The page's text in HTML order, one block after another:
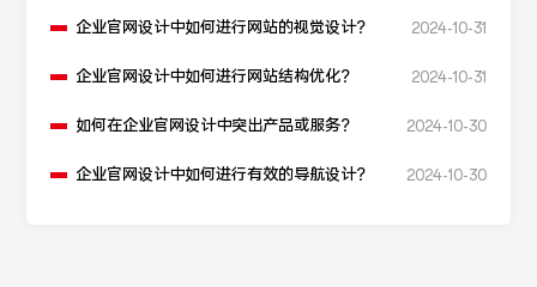
企业官网设计中如何进行网站的视觉设计？ 2024-10-31
企业官网设计中如何进行网站结构优化？ 2024-10-31
如何在企业官网设计中突出产品或服务？ 2024-10-30
企业官网设计中如何进行有效的导航设计？ 2024-10-30